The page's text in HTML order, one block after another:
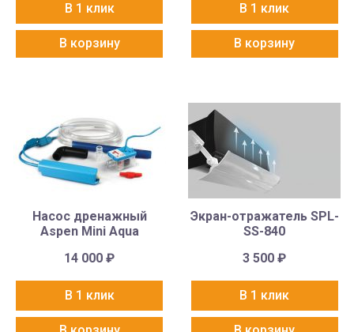
В 1 клик
В корзину
В 1 клик
В корзину
Насос дренажный
Aspen Mini Aqua
14 000₽
В 1 клик
Экран-отражатель SPL-
SS-840
3 500₽
В 1 клик